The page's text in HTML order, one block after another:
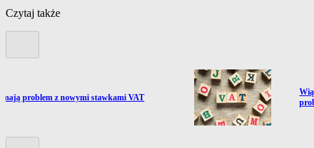
Czytaj także
do artykułu:
problem z nowymi stawkami VAT